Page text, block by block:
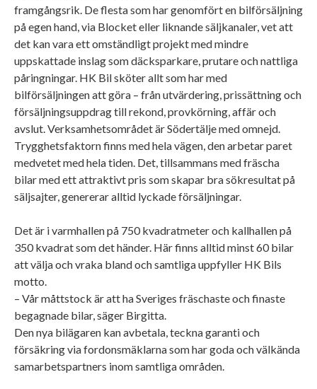
framgångsrik. De flesta som har genomfört en bilförsäljning
på egen hand, via Blocket eller liknande säljkanaler, vet att
det kan vara ett omständligt projekt med mindre
uppskattade inslag som däcksparkare, prutare och nattliga
påringningar. HK Bil sköter allt som har med
bilförsäljningen att göra – från utvärdering, prissättning och
försäljningsuppdrag till rekond, provkörning, affär och
avslut. Verksamhetsområdet är Södertälje med omnejd.
Trygghetsfaktorn finns med hela vägen, den arbetar paret
medvetet med hela tiden. Det, tillsammans med fräscha
bilar med ett attraktivt pris som skapar bra sökresultat på
säljsajter, genererar alltid lyckade försäljningar.
Det är i varmhallen på 750 kvadratmeter och kallhallen på
350 kvadrat som det händer. Här finns alltid minst 60 bilar
att välja och vraka bland och samtliga uppfyller HK Bils
motto.
– Vår måttstock är att ha Sveriges fräschaste och finaste
begagnade bilar, säger Birgitta.
Den nya bilägaren kan avbetala, teckna garanti och
försäkring via fordonsmäklarna som har goda och välkända
samarbetspartners inom samtliga områden.